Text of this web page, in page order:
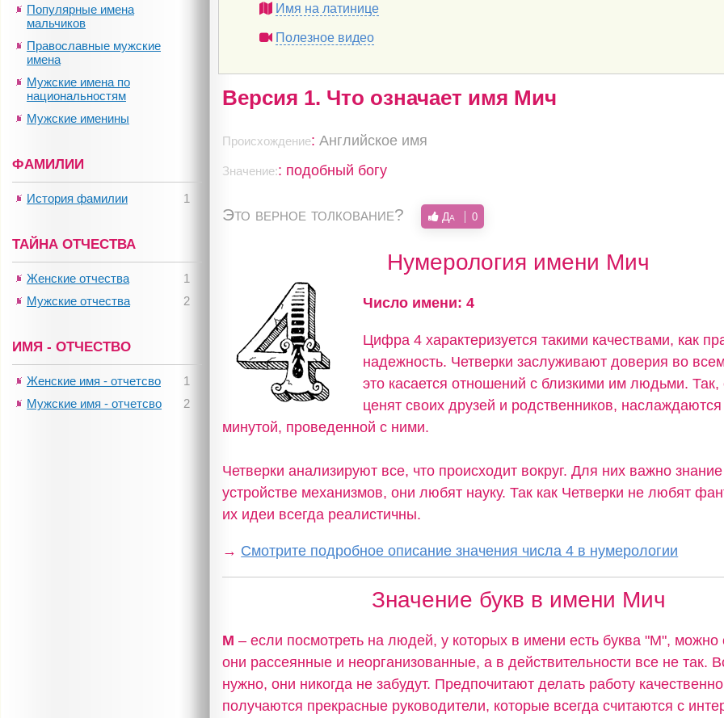
Имя на латинице
Полезное видео
Версия 1. Что означает имя Мич
Происхождение:Английское имя
Значение:: подобный богу
Это верное толкование? Да 0
Нумерология имени Мич
Число имени: 4
Цифра 4 характеризуется такими качествами, как
надежность. Четверки заслуживают доверия во
это касается отношений с близкими им людьми. Так,
ценят своих друзей и родственников,
минутой, проведенной с ними.
Четверки анализируют все, что происходит вокруг. Для них важно
устройстве механизмов, они любят науку. Так как Четверки не любят
их идеи всегда реалистичны.
→ Смотрите подробное описание значения числа 4 в нумерологии
Значение букв в имени Мич
М – если посмотреть на людей, у которых в имени есть буква "М", можно
они рассеянные и неорганизованные, а в действительности все не так.
нужно, они никогда не забудут. Предпочитают делать работу
получаются прекрасные руководители, которые всегда считаются с
Популярные имена
мальчиков
Православные мужские
имена
Мужские имена по
национальностям
Мужские именины
ФАМИЛИИ
1
История фамилии
ТАЙНА ОТЧЕСТВА
1
Женские отчества
2
Мужские отчества
ИМЯ - ОТЧЕСТВО
1
Женские имя - отчетсво
2
Мужские имя - отчетсво